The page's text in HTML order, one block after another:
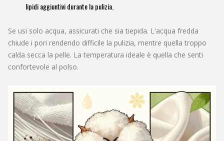
lipidi aggiuntivi durante la pulizia.
Se usi solo acqua, assicurati che sia tiepida. L'acqua fredda
chiude i pori rendendo difficile la pulizia, mentre quella troppo
calda secca la pelle. La temperatura ideale è quella che senti
confortevole al polso.